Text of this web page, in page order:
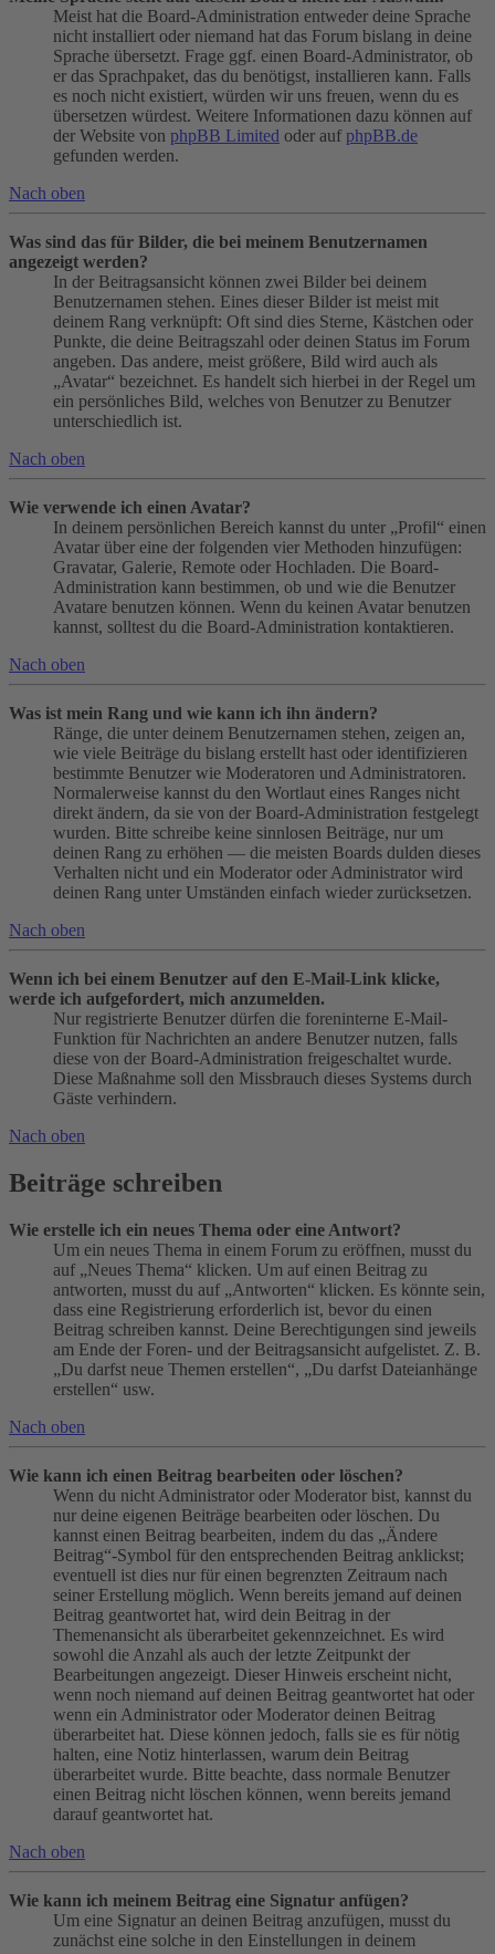
Meist hat die Board-Administration entweder deine Sprache
nicht installiert oder niemand hat das Forum bislang in deine
Sprache übersetzt. Frage ggf. einen Board-Administrator, ob
er das Sprachpaket, das du benötigst, installieren kann. Falls
es noch nicht existiert, würden wir uns freuen, wenn du es
übersetzen würdest. Weitere Informationen dazu können auf
der Website von phpBB Limited oder auf phpBB.de
gefunden werden.
Nach oben
Was sind das für Bilder, die bei meinem Benutzernamen
angezeigt werden?
In der Beitragsansicht können zwei Bilder bei deinem
Benutzernamen stehen. Eines dieser Bilder ist meist mit
deinem Rang verknüpft: Oft sind dies Sterne, Kästchen oder
Punkte, die deine Beitragszahl oder deinen Status im Forum
angeben. Das andere, meist größere, Bild wird auch als
„Avatar“ bezeichnet. Es handelt sich hierbei in der Regel um
ein persönliches Bild, welches von Benutzer zu Benutzer
unterschiedlich ist.
Nach oben
Wie verwende ich einen Avatar?
In deinem persönlichen Bereich kannst du unter „Profil“ einen
Avatar über eine der folgenden vier Methoden hinzufügen:
Gravatar, Galerie, Remote oder Hochladen. Die Board-
Administration kann bestimmen, ob und wie die Benutzer
Avatare benutzen können. Wenn du keinen Avatar benutzen
kannst, solltest du die Board-Administration kontaktieren.
Nach oben
Was ist mein Rang und wie kann ich ihn ändern?
Ränge, die unter deinem Benutzernamen stehen, zeigen an,
wie viele Beiträge du bislang erstellt hast oder identifizieren
bestimmte Benutzer wie Moderatoren und Administratoren.
Normalerweise kannst du den Wortlaut eines Ranges nicht
direkt ändern, da sie von der Board-Administration festgelegt
wurden. Bitte schreibe keine sinnlosen Beiträge, nur um
deinen Rang zu erhöhen — die meisten Boards dulden dieses
Verhalten nicht und ein Moderator oder Administrator wird
deinen Rang unter Umständen einfach wieder zurücksetzen.
Nach oben
Wenn ich bei einem Benutzer auf den E-Mail-Link klicke,
werde ich aufgefordert, mich anzumelden.
Nur registrierte Benutzer dürfen die foreninterne E-Mail-
Funktion für Nachrichten an andere Benutzer nutzen, falls
diese von der Board-Administration freigeschaltet wurde.
Diese Maßnahme soll den Missbrauch dieses Systems durch
Gäste verhindern.
Nach oben
Beiträge schreiben
Wie erstelle ich ein neues Thema oder eine Antwort?
Um ein neues Thema in einem Forum zu eröffnen, musst du
auf „Neues Thema“ klicken. Um auf einen Beitrag zu
antworten, musst du auf „Antworten“ klicken. Es könnte sein,
dass eine Registrierung erforderlich ist, bevor du einen
Beitrag schreiben kannst. Deine Berechtigungen sind jeweils
am Ende der Foren- und der Beitragsansicht aufgelistet. Z. B.
„Du darfst neue Themen erstellen“, „Du darfst Dateianhänge
erstellen“ usw.
Nach oben
Wie kann ich einen Beitrag bearbeiten oder löschen?
Wenn du nicht Administrator oder Moderator bist, kannst du
nur deine eigenen Beiträge bearbeiten oder löschen. Du
kannst einen Beitrag bearbeiten, indem du das „Ändere
Beitrag“-Symbol für den entsprechenden Beitrag anklickst;
eventuell ist dies nur für einen begrenzten Zeitraum nach
seiner Erstellung möglich. Wenn bereits jemand auf deinen
Beitrag geantwortet hat, wird dein Beitrag in der
Themenansicht als überarbeitet gekennzeichnet. Es wird
sowohl die Anzahl als auch der letzte Zeitpunkt der
Bearbeitungen angezeigt. Dieser Hinweis erscheint nicht,
wenn noch niemand auf deinen Beitrag geantwortet hat oder
wenn ein Administrator oder Moderator deinen Beitrag
überarbeitet hat. Diese können jedoch, falls sie es für nötig
halten, eine Notiz hinterlassen, warum dein Beitrag
überarbeitet wurde. Bitte beachte, dass normale Benutzer
einen Beitrag nicht löschen können, wenn bereits jemand
darauf geantwortet hat.
Nach oben
Wie kann ich meinem Beitrag eine Signatur anfügen?
Um eine Signatur an deinen Beitrag anzufügen, musst du
zunächst eine solche in den Einstellungen in deinem